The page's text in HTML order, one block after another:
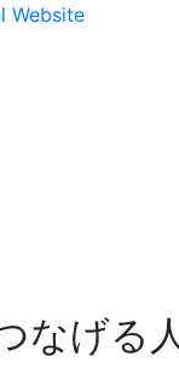
Website
なげる